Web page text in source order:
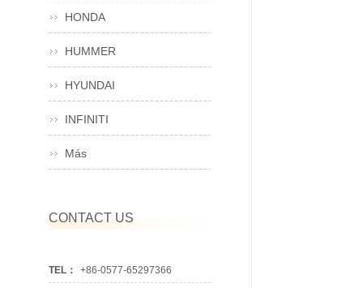
HONDA
HUMMER
HYUNDAI
INFINITI
Más
CONTACT US
TEL： +86-0577-65297366